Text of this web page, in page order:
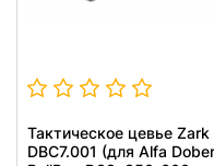
Тактическое цевье Zark
DBC7.001 (для Alfa